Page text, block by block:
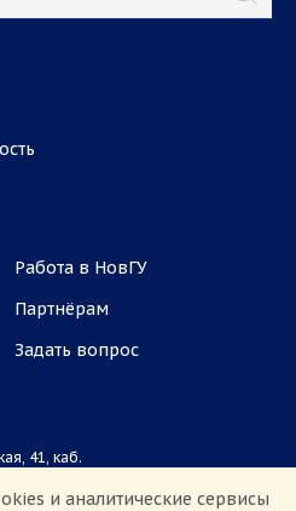
Работа в НовГУ
Партнёрам
Задать вопрос
41, каб.
и аналитические сервисы